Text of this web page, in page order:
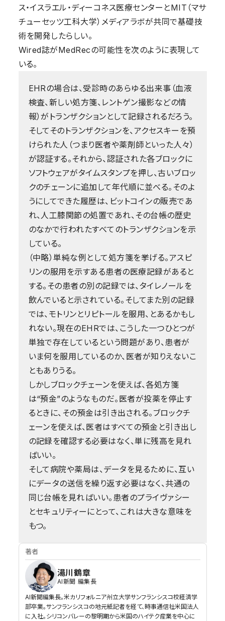
ス・イスラエル・ディーコネス医療センターとMIT（マサ
チューセッツ工科大学）メディアラボが共同で基礎技
術を開発したらしい。
Wired誌がMedRecの可能性を次のように表現して
いる。
EHRの場合は、受診時のあらゆる出来事（血液
検査、新しい処方箋、レントゲン撮影などの情
報）がトランザクションとして記録されるだろう。
そしてそのトランザクションを、アクセスキーを預
けられた人（つまり医者や薬剤師といった人々）
が認証する。それから、認証された各ブロックに
ソフトウェアがタイムスタンプを押し、古いブロッ
クのチェーンに追加して年代順に並べる。そのよ
うにしてできた履歴は、ビットコインの販売であ
れ、人工膝関節の処置であれ、その台帳の歴史
のなかで行われたすべてのトランザクションを示
している。
（中略）単純な例として処方箋を挙げる。アスピ
リンの服用を示すある患者の医療記録があると
する。その患者の別の記録では、タイレノールを
飲んでいると示されている。そしてまた別の記録
では、モトリンとリピトールを服用、とあるかもし
れない。現在のEHRでは、こうした一つひとつが
単独で存在しているという問題があり、患者が
いま何を服用しているのか、医者が知りえないこ
ともありうる。
しかしブロックチェーンを使えば、各処方箋
は“預金”のようなものだ。医者が投薬を停止す
るときに、その預金は引き出される。ブロックチ
ェーンを使えば、医者はすべての預金と引き出し
の記録を確認する必要はなく、単に残高を見れ
ばいい。
そして病院や薬局は、データを見るために、互い
にデータの送信を繰り返す必要はなく、共通の
同じ台帳を見ればいい。患者のプライヴァシー
とセキュリティーにとって、これは大きな意味を
もつ。
著者
湯川鶴章
AI新聞 編集長
AI新聞編集長。米カリフォルニア州立大学サンフランシスコ校経済学
部卒業。サンフランシスコの地元紙記者を経て、時事通信社米国法人
に入社。シリコンバレーの黎明期から米国のハイテク産業を中心に